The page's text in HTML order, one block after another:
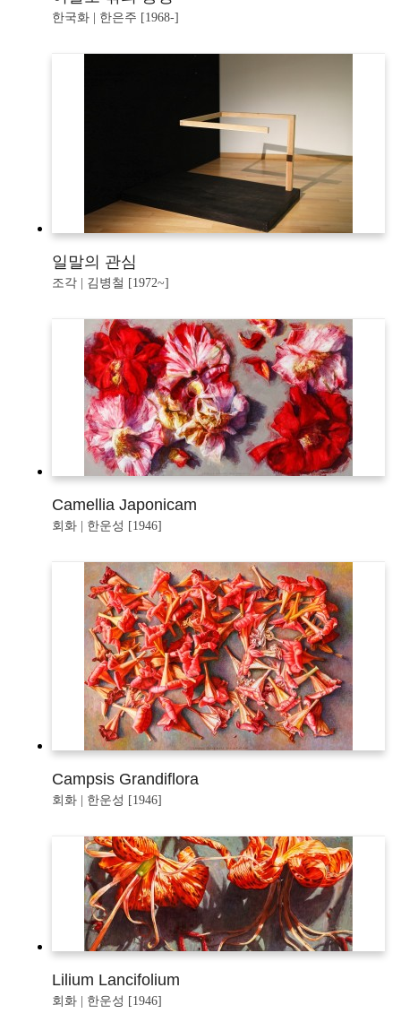
한국화 | 한은주 [1968-]
일말의 관심
조각 | 김병철 [1972~]
Camellia Japonicam
회화 | 한운성 [1946]
Campsis Grandiflora
회화 | 한운성 [1946]
Lilium Lancifolium
회화 | 한운성 [1946]